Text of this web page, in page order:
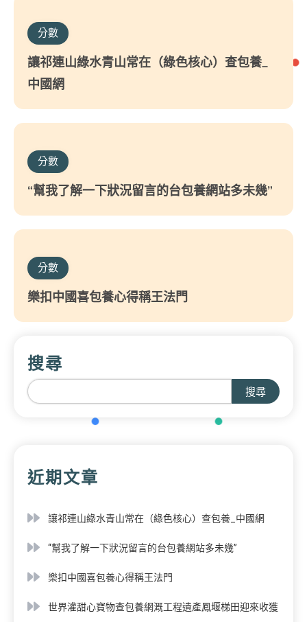
分數
讓祁連山綠水青山常在（綠色核心）查包養_
中國網
分數
“幫我了解一下狀況留言的台包養網站多未幾”
分數
樂扣中國喜包養心得稱王法門
搜尋
搜尋
近期文章
讓祁連山綠水青山常在（綠色核心）查包養_中國網
“幫我了解一下狀況留言的台包養網站多未幾”
樂扣中國喜包養心得稱王法門
世界灌甜心寶物查包養網溉工程遺產鳳堰梯田迎來收獲